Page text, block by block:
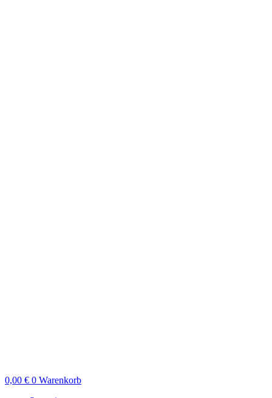
0,00 € 0 Warenkorb